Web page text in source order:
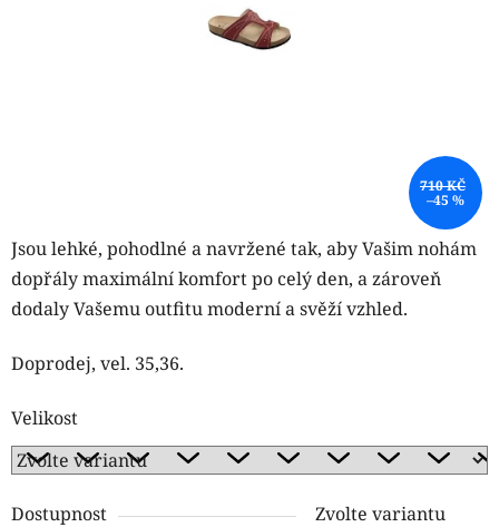
Jsou lehké, pohodlné a navržené tak, aby Vašim nohám
dopřály maximální komfort po celý den, a zároveň
dodaly Vašemu outfitu moderní a svěží vzhled.
Doprodej, vel. 35,36.
Velikost
Dostupnost
Zvolte variantu
710 KČ
–45 %